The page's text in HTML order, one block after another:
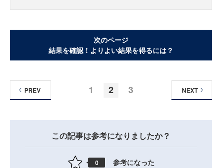
次のページ
結果を確認！よりよい結果を得るには？
1 2 3
PREV NEXT
この記事は参考になりましたか？
0 参考になった